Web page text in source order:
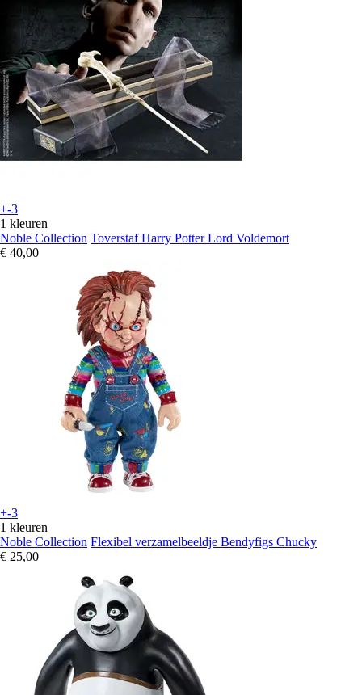
+-3
1 kleuren
Noble Collection Toverstaf Harry Potter Lord Voldemort
€ 40,00
+-3
1 kleuren
Noble Collection Flexibel verzamelbeeldje Bendyfigs Chucky
€ 25,00